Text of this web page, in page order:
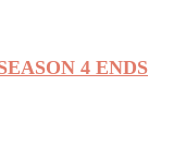
4 ENDS